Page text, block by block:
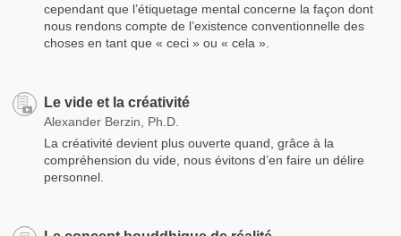
cependant que l’étiquetage mental concerne la façon dont
nous rendons compte de l’existence conventionnelle des
choses en tant que « ceci » ou « cela ».
Le vide et la créativité
Alexander Berzin, Ph.D.
La créativité devient plus ouverte quand, grâce à la
compréhension du vide, nous évitons d’en faire un délire
personnel.